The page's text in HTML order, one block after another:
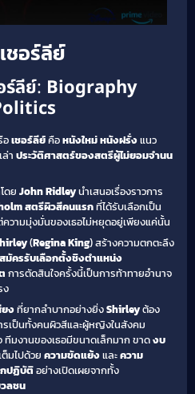
ชอร์ลีย์
ร์ลีย์: Biography
อเชอร์ลีย์คือหนังใหม่หนังฝรั่งแนว
า ประวัติศาสตร์ของสตรีผู้ไม่ยอมจำนน
ดย John Ridleyนำเสนอเรื่องราวการ
สตรีผิวสีคนแรกที่ได้รับเลือกเป็น
ามมุ่งมั่นของเธอไม่หยุดอยู่เพียงแค่นั้น
(Regina King) สร้างความตกตะลึง
มัครรับเลือกตั้งชิงตำแหน่ง
การตัดสินใจครั้งนี้เป็นการท้าทายอำนาจ
ง
ยงที่ยากลำบากอย่างยิ่งShirleyต้อง
รเป็นทั้งคนผิวสีและผู้หญิงในสังคม
ทีมงานของเธอมีขนาดเล็กมาก ขาดงบ
ต็มไปด้วย ความขัดแย้งและความ
ปฏิบัติอย่างเปิดเผยจากทั้ง
ลชน